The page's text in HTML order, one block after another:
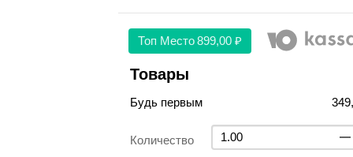
Топ Место 899,00 ₽
Товары
Будь первым
Количество